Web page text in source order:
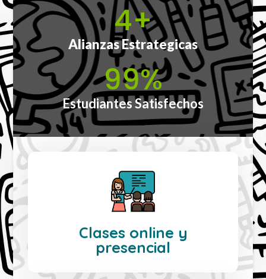
4+
Alianzas Estrategicas
99%
Estudiantes Satisfechos
Clases online y
presencial